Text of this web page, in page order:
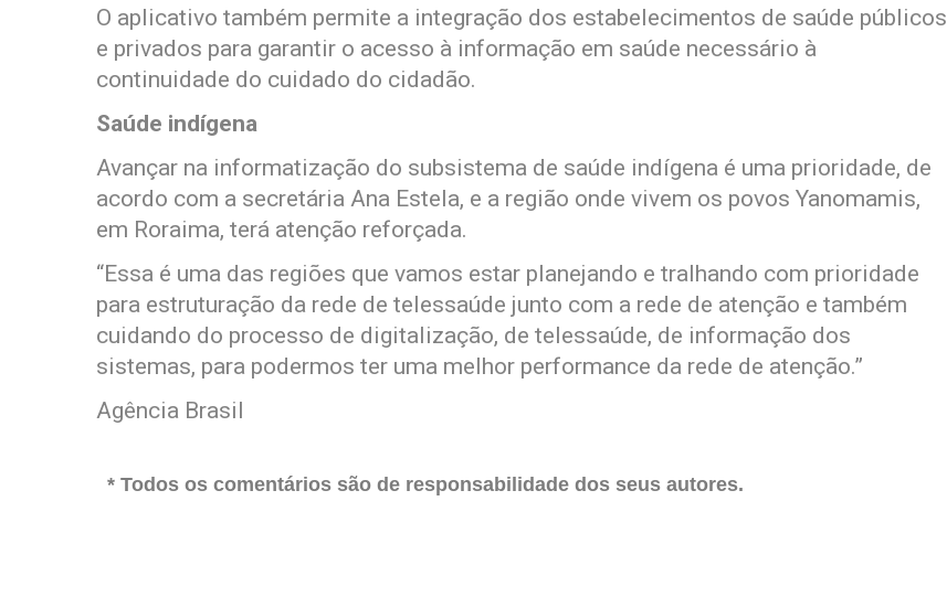
O aplicativo também permite a integração dos estabelecimentos de saúde públicos
e privados para garantir o acesso à informação em saúde necessário à
continuidade do cuidado do cidadão.
Saúde indígena
Avançar na informatização do subsistema de saúde indígena é uma prioridade, de
acordo com a secretária Ana Estela, e a região onde vivem os povos Yanomamis,
em Roraima, terá atenção reforçada.
“Essa é uma das regiões que vamos estar planejando e tralhando com prioridade
para estruturação da rede de telessaúde junto com a rede de atenção e também
cuidando do processo de digitalização, de telessaúde, de informação dos
sistemas, para podermos ter uma melhor performance da rede de atenção.”
Agência Brasil
* Todos os comentários são de responsabilidade dos seus autores.